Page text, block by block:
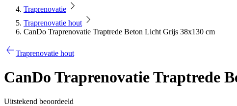
Traprenovatie
Traprenovatie hout
CanDo Traprenovatie Traptrede Beton Licht Grijs 38x130 cm
Traprenovatie hout
CanDo Traprenovatie Traptrede
Uitstekend beoordeeld